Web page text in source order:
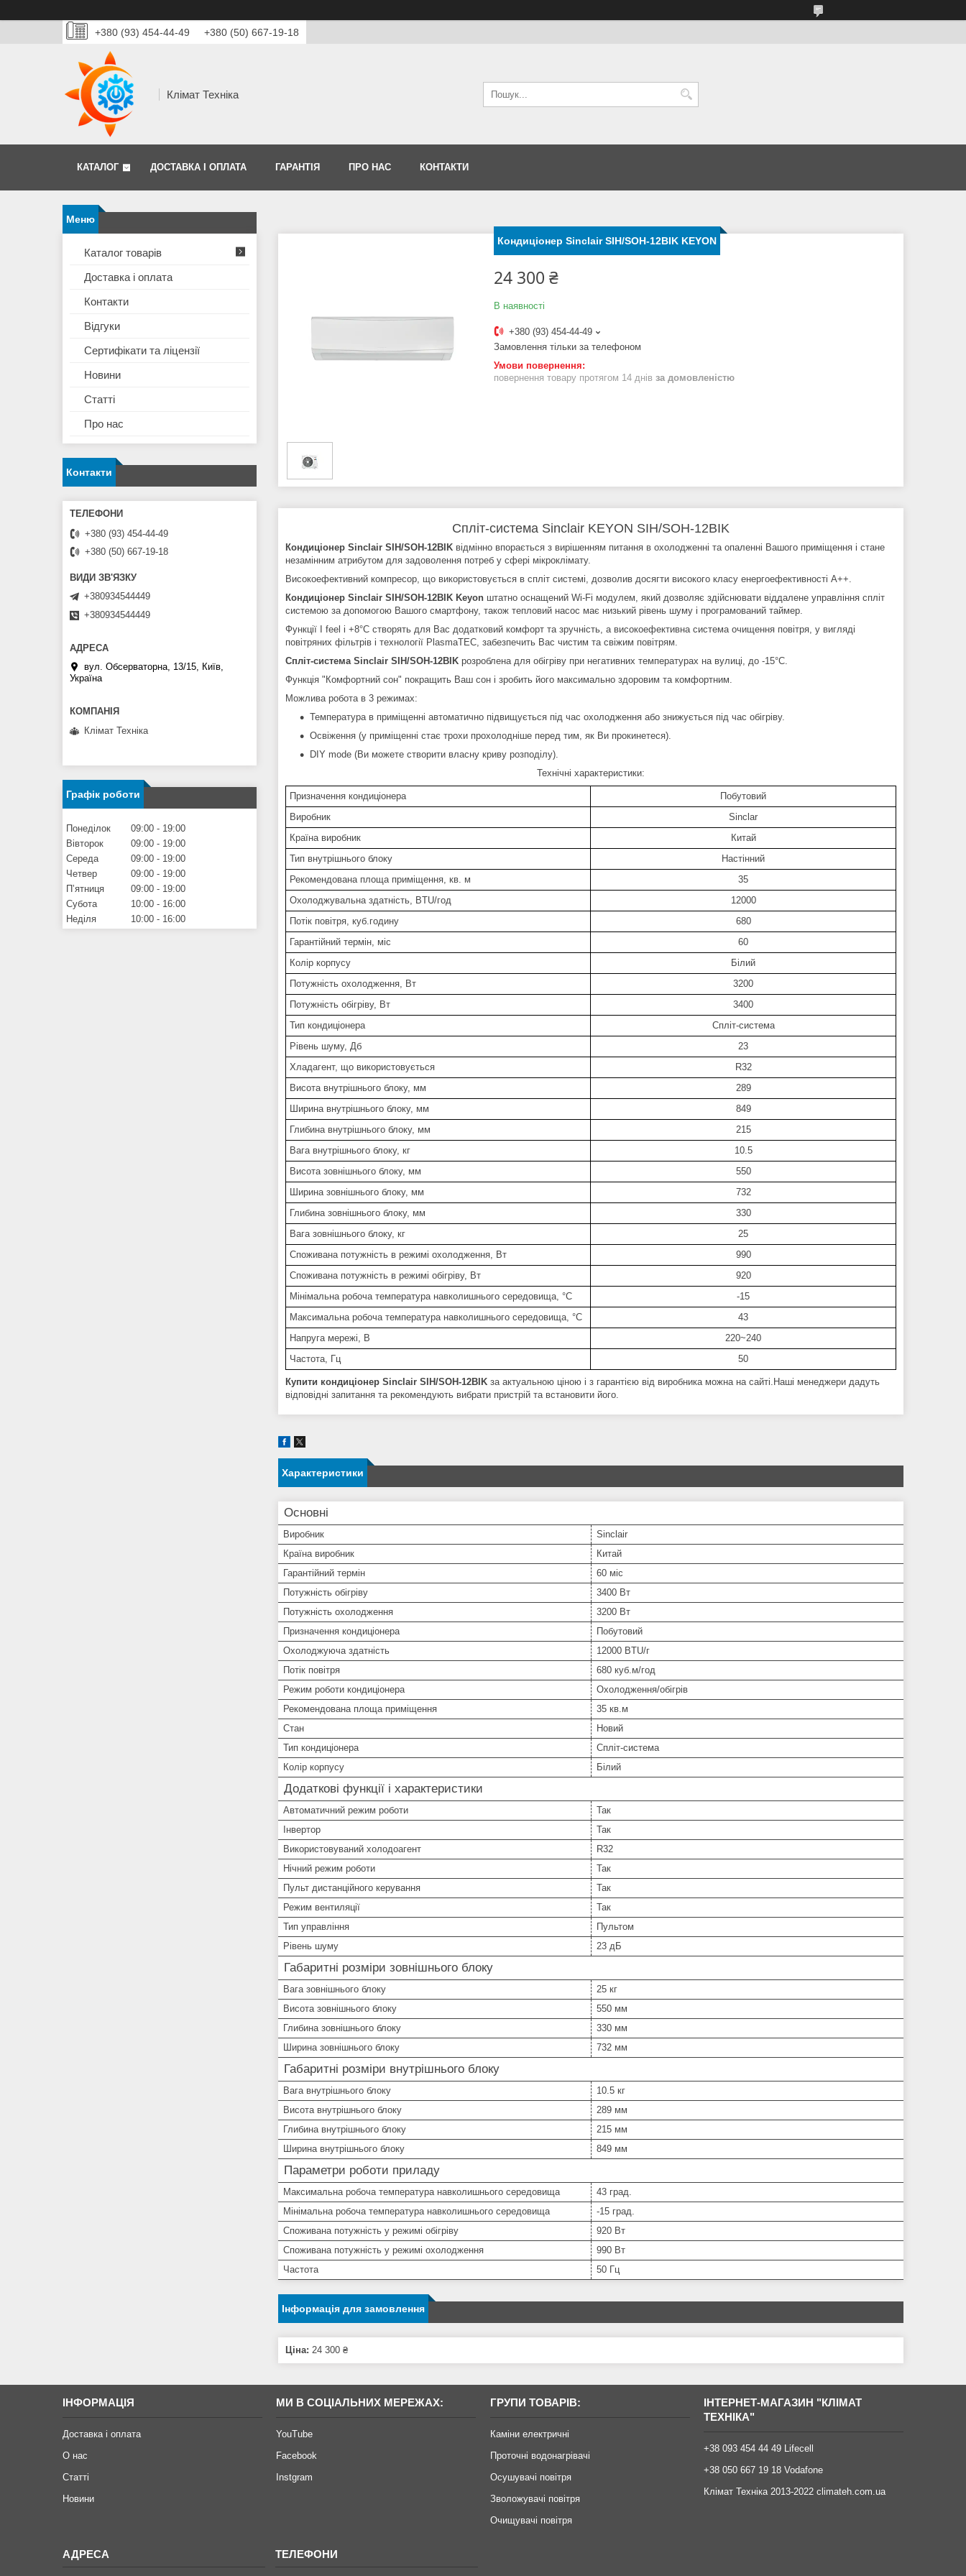
+380 (93) 454-44-49 +380 (50) 667-19-18
Клімат Техніка
КАТАЛОГ ДОСТАВКА І ОПЛАТА ГАРАНТІЯ ПРО НАС КОНТАКТИ
Кондиціонер Sinclair SIH/SOH-12BIK KEYON
24 300 ₴
В наявності
+380 (93) 454-44-49
Замовлення тільки за телефоном
повернення товару протягом 14 днів за домовленістю
Спліт-система Sinclair KEYON SIH/SOH-12BIK
Кондиціонер Sinclair SIH/SOH-12BIK відмінно впорається з вирішенням питання в охолодженні та опаленні Вашого приміщення і стане
незамінним атрибутом для задоволення потреб у сфері мікроклімату.
Високоефективний компресор, що використовується в спліт системі, дозволив досягти високого класу енергоефективності A++.
Кондиціонер Sinclair SIH/SOH-12BIK Keyon штатно оснащений Wi-Fi модулем, який дозволяє здійснювати віддалене управління спліт
системою за допомогою Вашого смартфону, також тепловий насос має низький рівень шуму і програмований таймер.
Функції I feel і +8°С створять для Вас додатковий комфорт та зручність, а високоефективна система очищення повітря, у вигляді
повітряних фільтрів і технології PlasmaTEC, забезпечить Вас чистим та свіжим повітрям.
Спліт-система Sinclair SIH/SOH-12BIK розроблена для обігріву при негативних температурах на вулиці, до -15°С.
Функція "Комфортний сон" покращить Ваш сон і зробить його максимально здоровим та комфортним.
Можлива робота в 3 режимах:
Температура в приміщенні автоматично підвищується під час охолодження або знижується під час обігріву.
Освіження (у приміщенні стає трохи прохолодніше перед тим, як Ви прокинетеся).
DIY mode (Ви можете створити власну криву розподілу).
Технічні характеристики:
Призначення кондиціонера
Побутовий
Виробник
Sinclar
Країна виробник
Китай
Тип внутрішнього блоку
Настінний
Рекомендована площа приміщення, кв. м
35
Охолоджувальна здатність, BTU/год
12000
Потік повітря, куб.годину
680
Гарантійний термін, міс
60
Колір корпусу
Білий
Потужність охолодження, Вт
3200
Потужність обігріву, Вт
3400
Тип кондиціонера
Спліт-система
Рівень шуму, Дб
23
Хладагент, що використовується
R32
Висота внутрішнього блоку, мм
289
Ширина внутрішнього блоку, мм
849
Глибина внутрішнього блоку, мм
215
Вага внутрішнього блоку, кг
10.5
Висота зовнішнього блоку, мм
550
Ширина зовнішнього блоку, мм
732
Глибина зовнішнього блоку, мм
330
Вага зовнішнього блоку, кг
25
Споживана потужність в режимі охолодження, Вт
990
Споживана потужність в режимі обігріву, Вт
920
Мінімальна робоча температура навколишнього середовища, °C
-15
Максимальна робоча температура навколишнього середовища, °C
43
Напруга мережі, B
220~240
Частота, Гц
50
Купити кондиціонер Sinclair SIH/SOH-12BIK за актуальною ціною і з гарантією від виробника можна на сайті.Наші менеджери дадуть
відповідні запитання та рекомендують вибрати пристрій та встановити його.
Характеристики
Основні
Виробник
Sinclair
Країна виробник
Китай
Гарантійний термін
60 міс
Потужність обігріву
3400 Вт
Потужність охолодження
3200 Вт
Призначення кондиціонера
Побутовий
Охолоджуюча здатність
12000 BTU/г
Потік повітря
680 куб.м/год
Режим роботи кондиціонера
Охолодження/обігрів
Рекомендована площа приміщення
35 кв.м
Стан
Новий
Тип кондиціонера
Спліт-система
Колір корпусу
Білий
Додаткові функції і характеристики
Автоматичний режим роботи
Так
Інвертор
Так
Використовуваний холодоагент
R32
Нічний режим роботи
Так
Пульт дистанційного керування
Так
Режим вентиляції
Так
Тип управління
Пультом
Рівень шуму
23 дБ
Габаритні розміри зовнішнього блоку
Вага зовнішнього блоку
25 кг
Висота зовнішнього блоку
550 мм
Глибина зовнішнього блоку
330 мм
Ширина зовнішнього блоку
732 мм
Габаритні розміри внутрішнього блоку
Вага внутрішнього блоку
10.5 кг
Висота внутрішнього блоку
289 мм
Глибина внутрішнього блоку
215 мм
Ширина внутрішнього блоку
849 мм
Параметри роботи приладу
Максимальна робоча температура навколишнього середовища
43 град.
Мінімальна робоча температура навколишнього середовища
-15 град.
Споживана потужність у режимі обігріву
920 Вт
Споживана потужність у режимі охолодження
990 Вт
Частота
50 Гц
Інформація для замовлення
Ціна: 24 300 ₴
Каталог товарів
Доставка і оплата
Контакти
Відгуки
Сертифікати та ліцензії
Новини
Статті
Про нас
Контакти
+380 (93) 454-44-49
+380 (50) 667-19-18
+380934544449
+380934544449
вул. Обсерваторна, 13/15, Київ,
Україна
Клімат Техніка
Графік роботи
Понеділок 09:00
19:00
Вівторок
09:00
19:00
Середа
09:00
19:00
Четвер
09:00
19:00
Пʼятниця
09:00
19:00
Субота
10:00
16:00
Неділя
10:00 16:00
ІНФОРМАЦІЯ
Доставка і оплата
О нас
Статті
Новини
МИ В СОЦІАЛЬНИХ МЕРЕЖАХ:
YouTube
Facebook
Instgram
ГРУПИ ТОВАРІВ:
Каміни електричні
Проточні водонагрівачі
Осушувачі повітря
Зволожувачі повітря
Очищувачі повітря
ІНТЕРНЕТ-МАГАЗИН "КЛІМАТ
ТЕХНІКА"
+38 093 454 44 49 Lifecell
+38 050 667 19 18 Vodafone
Клімат Техніка 2013-2022 climateh.com.ua